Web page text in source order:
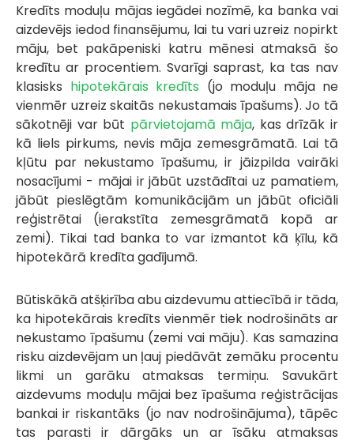
Kredīts moduļu mājas iegādei nozīmē, ka banka vai
aizdevējs iedod finansējumu, lai tu vari uzreiz nopirkt
māju, bet pakāpeniski katru mēnesi atmaksā šo
kredītu ar procentiem. Svarīgi saprast, ka tas nav
klasisks hipotekārais kredīts (jo moduļu māja ne
vienmēr uzreiz skaitās nekustamais īpašums). Jo tā
sākotnēji var būt pārvietojamā māja, kas drīzāk ir
kā liels pirkums, nevis māja zemesgrāmatā. Lai tā
kļūtu par nekustamo īpašumu, ir jāizpilda vairāki
nosacījumi - mājai ir jābūt uzstādītai uz pamatiem,
jābūt pieslēgtām komunikācijām un jābūt oficiāli
reģistrētai (ierakstīta zemesgrāmatā kopā ar
zemi). Tikai tad banka to var izmantot kā ķīlu, kā
hipotekārā kredīta gadījumā.
Būtiskākā atšķirība abu aizdevumu attiecībā ir tāda,
ka hipotekārais kredīts vienmēr tiek nodrošināts ar
nekustamo īpašumu (zemi vai māju). Kas samazina
risku aizdevējam un ļauj piedāvāt zemāku procentu
likmi un garāku atmaksas termiņu. Savukārt
aizdevums moduļu mājai bez īpašuma reģistrācijas
bankai ir riskantāks (jo nav nodrošinājuma), tāpēc
tas parasti ir dārgāks un ar īsāku atmaksas